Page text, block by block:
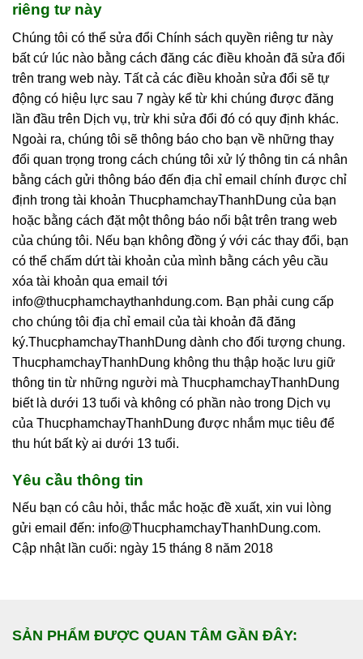
riêng tư này
Chúng tôi có thể sửa đổi Chính sách quyền riêng tư này
bất cứ lúc nào bằng cách đăng các điều khoản đã sửa đổi
trên trang web này. Tất cả các điều khoản sửa đổi sẽ tự
động có hiệu lực sau 7 ngày kể từ khi chúng được đăng
lần đầu trên Dịch vụ, trừ khi sửa đổi đó có quy định khác.
Ngoài ra, chúng tôi sẽ thông báo cho bạn về những thay
đổi quan trọng trong cách chúng tôi xử lý thông tin cá nhân
bằng cách gửi thông báo đến địa chỉ email chính được chỉ
định trong tài khoản ThucphamchayThanhDung của bạn
hoặc bằng cách đặt một thông báo nổi bật trên trang web
của chúng tôi. Nếu bạn không đồng ý với các thay đổi, bạn
có thể chấm dứt tài khoản của mình bằng cách yêu cầu
xóa tài khoản qua email tới
info@thucphamchaythanhdung.com. Bạn phải cung cấp
cho chúng tôi địa chỉ email của tài khoản đã đăng
ký.ThucphamchayThanhDung dành cho đối tượng chung.
ThucphamchayThanhDung không thu thập hoặc lưu giữ
thông tin từ những người mà ThucphamchayThanhDung
biết là dưới 13 tuổi và không có phần nào trong Dịch vụ
của ThucphamchayThanhDung được nhắm mục tiêu để
thu hút bất kỳ ai dưới 13 tuổi.
Yêu cầu thông tin
Nếu bạn có câu hỏi, thắc mắc hoặc đề xuất, xin vui lòng
gửi email đến: info@ThucphamchayThanhDung.com.
Cập nhật lần cuối: ngày 15 tháng 8 năm 2018
SẢN PHẨM ĐƯỢC QUAN TÂM GẦN ĐÂY: